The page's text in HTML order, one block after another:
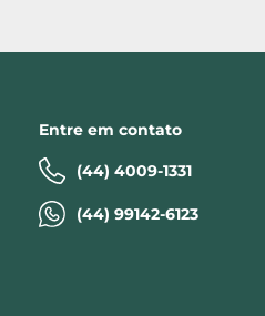
Entre em contato
(44) 4009-1331
(44) 99142-6123